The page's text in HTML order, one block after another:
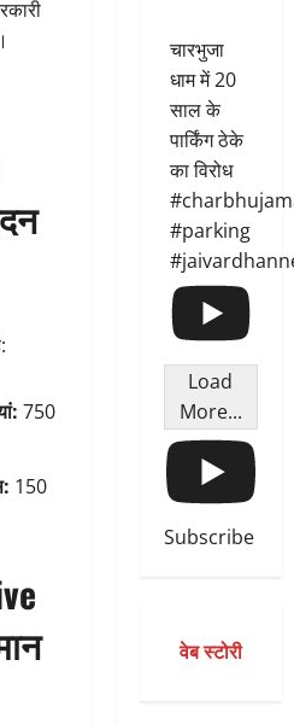
750
150
चारभुजा
धाम में 20
साल के
पार्किंग ठेके
का विरोध
#parking
Load
More...
Subscribe
वेब स्टोरी